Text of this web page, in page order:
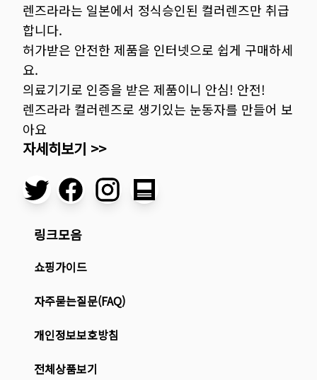
렌즈라라는 일본에서 정식승인된 컬러렌즈만 취급
합니다.
허가받은 안전한 제품을 인터넷으로 쉽게 구매하세
요.
의료기기로 인증을 받은 제품이니 안심! 안전!
렌즈라라 컬러렌즈로 생기있는 눈동자를 만들어 보
아요
자세히보기 >>
링크모음
쇼핑가이드
자주묻는질문(FAQ)
개인정보보호방침
전체상품보기